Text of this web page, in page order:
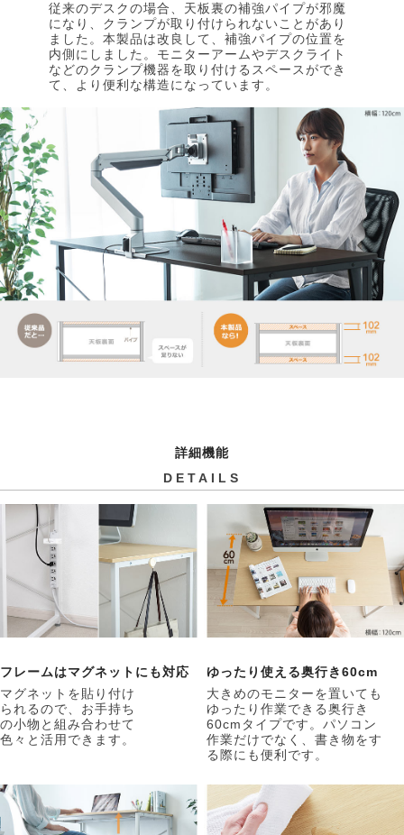
従来のデスクの場合、天板裏の補強パイプが邪魔
になり、クランプが取り付けられないことがあり
ました。本製品は改良して、補強パイプの位置を
内側にしました。モニターアームやデスクライト
などのクランプ機器を取り付けるスペースができ
て、より便利な構造になっています。
詳細機能
DETAILS
フレームはマグネットにも対応
マグネットを貼り付け
られるので、お手持ち
の小物と組み合わせて
色々と活用できます。
ゆったり使える奥行き60cm
大きめのモニターを置いても
ゆったり作業できる奥行き
60cmタイプです。パソコン
作業だけでなく、書き物をす
る際にも便利です。